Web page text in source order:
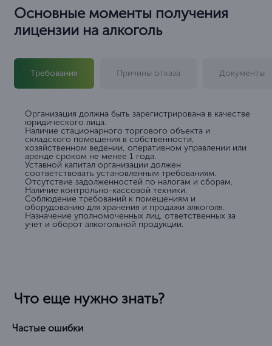
Основные моменты получения
лицензии на алкоголь
Требования Причины отказа Документы
Организация должна быть зарегистрирована в качестве
юридического лица.
Наличие стационарного торгового объекта и
складского помещения в собственности,
хозяйственном ведении, оперативном управлении или
аренде сроком не менее 1 года.
Уставной капитал организации должен
соответствовать установленным требованиям.
Отсутствие задолженностей по налогам и сборам.
Наличие контрольно-кассовой техники.
Соблюдение требований к помещениям и
оборудованию для хранения и продажи алкоголя.
Назначение уполномоченных лиц, ответственных за
учет и оборот алкогольной продукции.
Что еще нужно знать?
Частые ошибки